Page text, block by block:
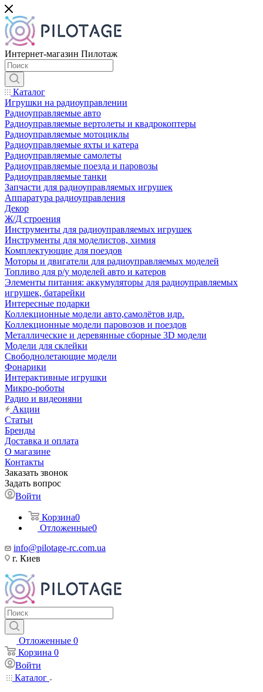
Интернет-магазин Пилотаж
Каталог
Игрушки на радиоуправлении
Радиоуправляемые авто
Радиоуправляемые вертолеты и квадрокоптеры
Радиоуправляемые мотоциклы
Радиоуправляемые яхты и катера
Радиоуправляемые самолеты
Радиоуправляемые поезда и паровозы
Радиоуправляемые танки
Запчасти для радиоуправляемых игрушек
Аппаратура радиоуправления
Декор
Ж/Д строения
Инструменты для радиоуправляемых игрушек
Инструменты для моделистов, химия
Комплектующие для поездов
Моторы и двигатели для радиоуправляемых моделей
Топливо для р/у моделей авто и катеров
Элементы питания: аккумуляторы для радиоуправляемых
игрушек, батарейки
Интересные подарки
Коллекционные модели авто,самолётов идр.
Коллекционные модели паровозов и поездов
Металлические и деревянные сборные 3D модели
Модели для склейки
Свободнолетающие модели
Фонарики
Интерактивные игрушки
Микро-роботы
Радио и видеоняни
Акции
Статьи
Бренды
Доставка и оплата
О магазине
Контакты
Заказать звонок
Задать вопрос
Войти
Корзина0
Отложенные0
info@pilotage-rc.com.ua
г. Киев
Отложенные 0
Корзина 0
Войти
Каталог